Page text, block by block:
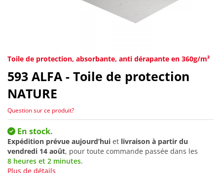
Toile de protection, absorbante, anti dérapante en 360g/m²
593 ALFA - Toile de protection
NATURE
Question sur ce produit?
En stock.
Expédition prévue aujourd’hui et livraison à partir du
vendredi 14 août, pour toute commande passée dans les
8 heures et 2 minutes.
Plus de détails